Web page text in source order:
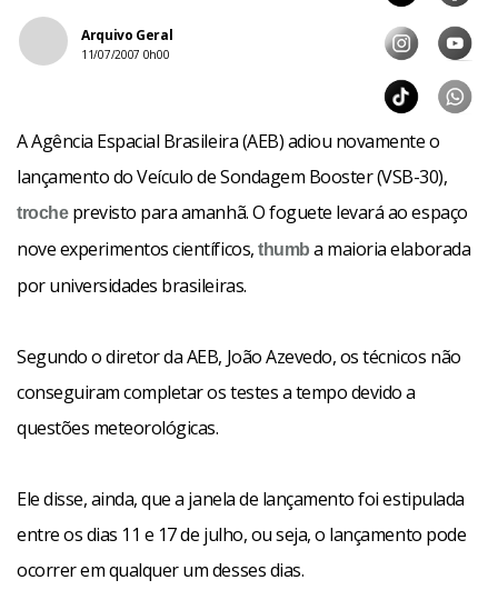
Arquivo Geral
11/07/2007 0h00
A Agência Espacial Brasileira (AEB) adiou novamente o
lançamento do Veículo de Sondagem Booster (VSB-30),
trocheprevisto para amanhã. O foguete levará ao espaço
nove experimentos científicos,thumb a maioria elaborada
por universidades brasileiras.
Segundo o diretor da AEB, João Azevedo, os técnicos não
conseguiram completar os testes a tempo devido a
questões meteorológicas.
Ele disse, ainda, que a janela de lançamento foi estipulada
entre os dias 11 e 17 de julho, ou seja, o lançamento pode
ocorrer em qualquer um desses dias.